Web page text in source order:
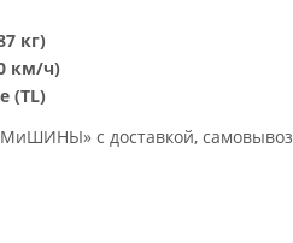
кг)
км/ч)
(TL)
с доставкой,